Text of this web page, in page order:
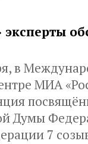
в
МИА
Думы
7